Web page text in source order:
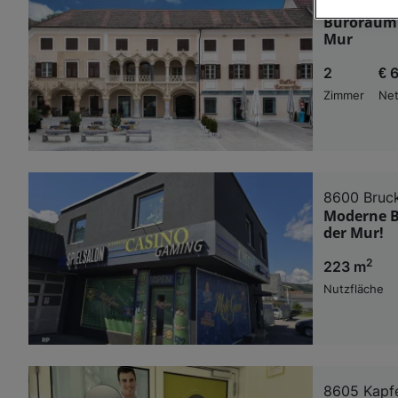
Mur
2
Zimmer
€
8600
Moderne
der Mur!
223 m2
Nutzfläche
8605
Wir und
auf